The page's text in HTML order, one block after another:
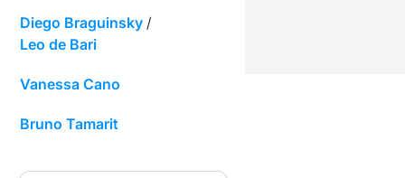
Diego Braguinsky /
Leo de Bari
Vanessa Cano
Bruno Tamarit